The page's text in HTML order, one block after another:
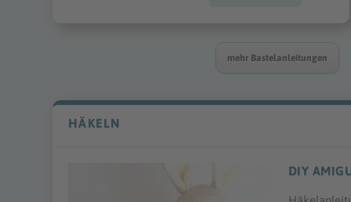
mehr Bastelanleitungen
HÄKELN
DIY